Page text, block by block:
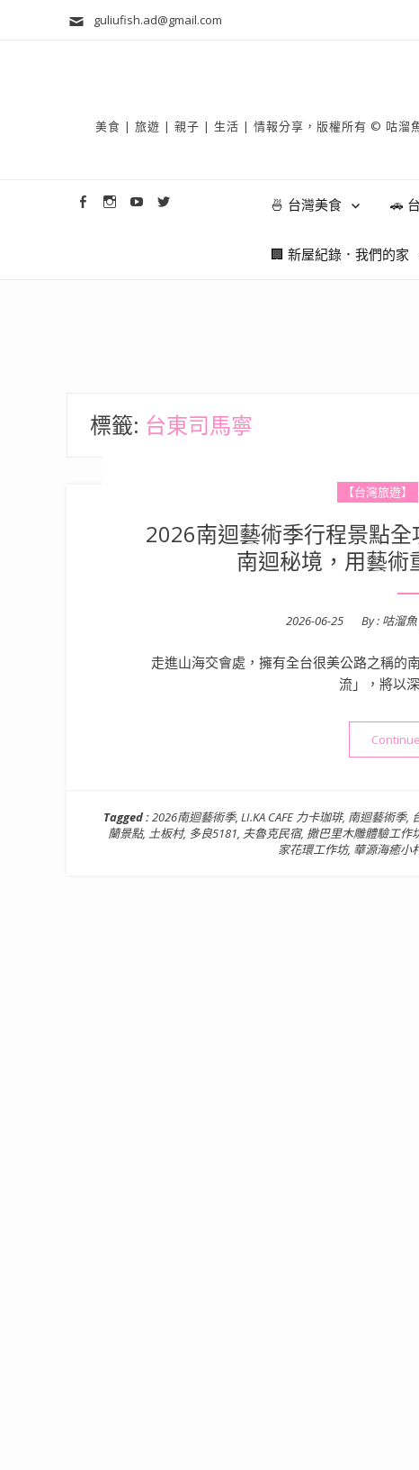
guliufish.ad@gmail.com
美食 | 旅遊 | 親子 | 生活 | 情報分享，版權所有 © 咕溜
🍜 台灣美食 🚗
🏢 新屋紀錄．我們的家
標籤: 台東司馬寧
【台灣旅遊】
2026南迴藝術季行程景點
南迴秘境，用藝術
Posted
2026-06-25 By : 咕溜
走進山海交會處，擁有全台很美公路之稱的
流」，將以
Tagged :2026南迴藝術季, LI.KA CAFE 力卡珈琲, 南迴藝術季,
蘭景點, 土板村, 多良5181, 夫魯克民宿, 撒巴里木雕體驗工作
家花環工作坊, 華源海癒小